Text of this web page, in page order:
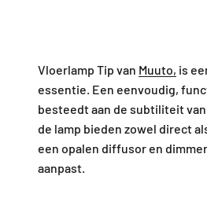
Vloerlamp Tip van Muuto, is
essentie. Een eenvoudig,
besteedt aan de subtiliteit
de lamp bieden zowel direct
een opalen diffusor en
aanpast.